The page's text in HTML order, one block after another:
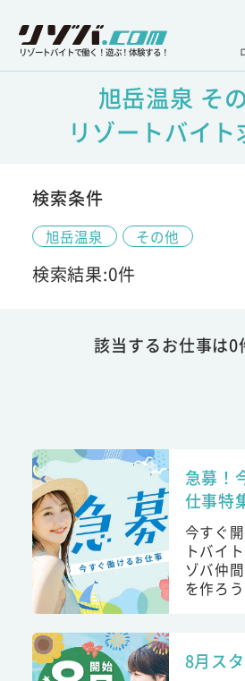
リゾートバイトで働く！遊ぶ！体験する！
旭岳温泉 そ
リゾートバイ
検索条件
旭岳温泉 その他
検索結果:0件
該当するお仕事は0
急募！
仕事特
今すぐ
トバイ
ゾバ仲
を作ろう
8月ス